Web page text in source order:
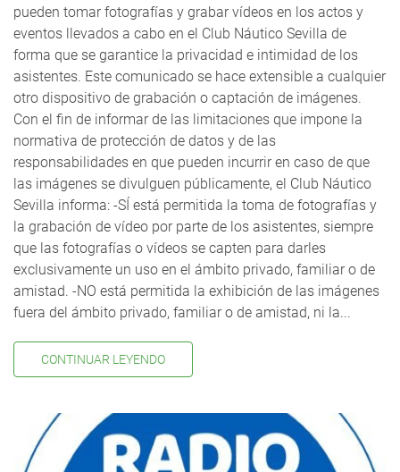
pueden tomar fotografías y grabar vídeos en los actos y
eventos llevados a cabo en el Club Náutico Sevilla de
forma que se garantice la privacidad e intimidad de los
asistentes. Este comunicado se hace extensible a cualquier
otro dispositivo de grabación o captación de imágenes.
Con el fin de informar de las limitaciones que impone la
normativa de protección de datos y de las
responsabilidades en que pueden incurrir en caso de que
las imágenes se divulguen públicamente, el Club Náutico
Sevilla informa: -SÍ está permitida la toma de fotografías y
la grabación de vídeo por parte de los asistentes, siempre
que las fotografías o vídeos se capten para darles
exclusivamente un uso en el ámbito privado, familiar o de
amistad. -NO está permitida la exhibición de las imágenes
fuera del ámbito privado, familiar o de amistad, ni la...
CONTINUAR LEYENDO